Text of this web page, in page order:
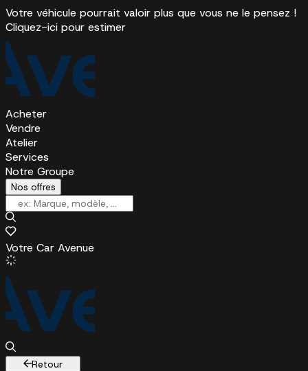
Votre véhicule pourrait valoir plus que vous ne le pensez !
Cliquez-ici pour estimer
Acheter
Vendre
Atelier
Services
Notre Groupe
Nos offres
Votre Car Avenue
Retour